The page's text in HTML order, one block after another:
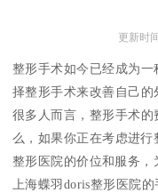
更新时
整形手术如今已经成为
择整形手术来改善自己
很多人而言，整形手术
么，如果你正在考虑进
整形医院的价位和服务，
上海蝶羽doris整形医院